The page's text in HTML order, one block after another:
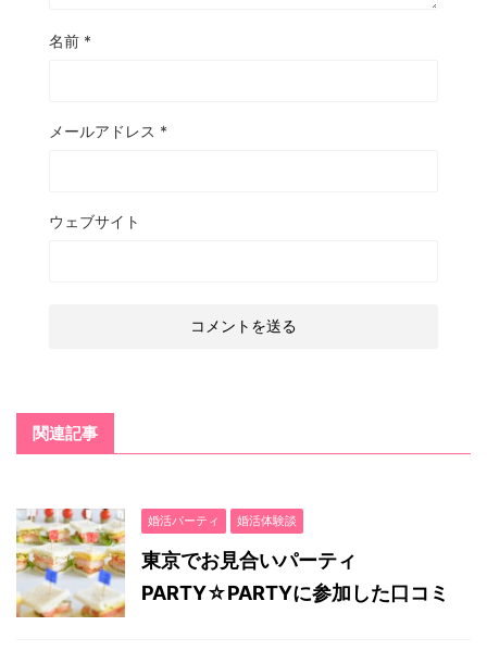
名前 *
メールアドレス *
ウェブサイト
関連記事
婚活パーティ 婚活体験談
東京でお見合いパーティ
PARTY☆PARTYに参加した口コミ